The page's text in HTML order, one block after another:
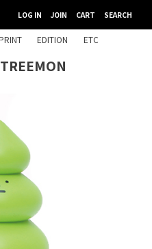
LOG IN JOIN CART SEARCH
EDITION ETC